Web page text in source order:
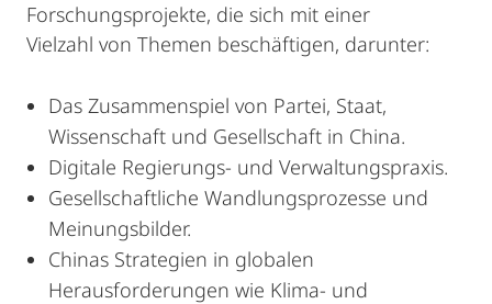
Forschungsprojekte, die sich mit einer
Vielzahl von Themen beschäftigen, darunter:
Das Zusammenspiel von Partei, Staat,
Wissenschaft und Gesellschaft in China.
Digitale Regierungs- und Verwaltungspraxis.
Gesellschaftliche Wandlungsprozesse und
Meinungsbilder.
Chinas Strategien in globalen
Herausforderungen wie Klima- und